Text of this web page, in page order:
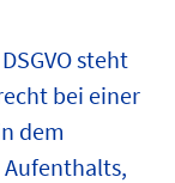
steht
bei einer
dem